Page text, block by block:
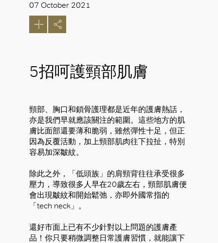
07 October 2021
5招呵護頸部肌膚
頸部、胸口和鎖骨護理都是近年的護膚熱話，
亦是我們早就應該關注的範圍。這些地方的肌
膚比面部還要薄和脆弱，雖然彈性十足，但正
因為反覆活動，加上頸部肌肉往下拉扯，特別
容易加深皺紋。
除此之外，「低頭族」的肩頸背往往承受很多
壓力，導致很多人早在20歲左右，頸部肌膚便
會出現皺紋和開始鬆弛，亦即外國常指的
「tech neck」。
還好市面上已有不少針對以上問題的護膚產
品！你只要稍微調整日常護膚習慣，就能讓下